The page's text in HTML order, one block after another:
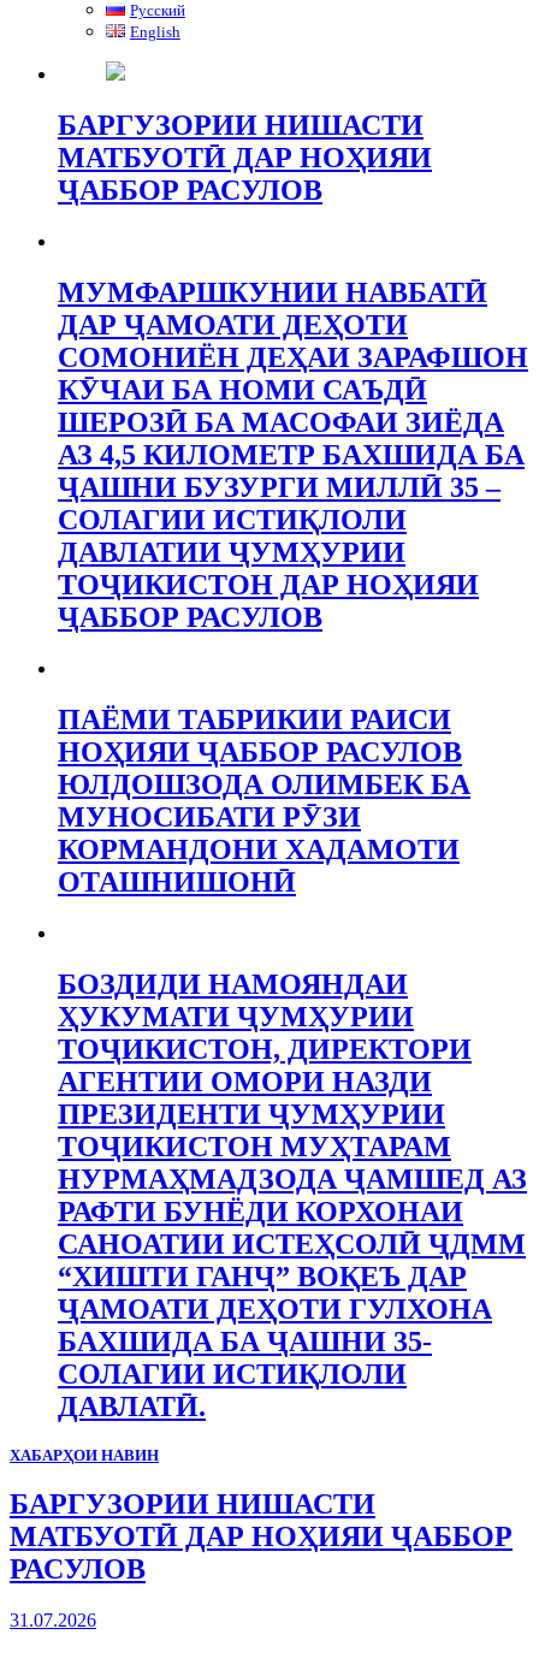
Русский
English
БАРГУЗОРИИ НИШАСТИ
МАТБУОТӢ ДАР НОҲИЯИ
ҶАББОР РАСУЛОВ
МУМФАРШКУНИИ НАВБАТӢ
ДАР ҶАМОАТИ ДЕҲОТИ
СОМОНИЁН ДЕҲАИ ЗАРАФШОН
КӮЧАИ БА НОМИ САЪДӢ
ШЕРОЗӢ БА МАСОФАИ ЗИЁДА
АЗ 4,5 КИЛОМЕТР БАХШИДА БА
ҶАШНИ БУЗУРГИ МИЛЛӢ 35 –
СОЛАГИИ ИСТИҚЛОЛИ
ДАВЛАТИИ ҶУМҲУРИИ
ТОҶИКИСТОН ДАР НОҲИЯИ
ҶАББОР РАСУЛОВ
ПАЁМИ ТАБРИКИИ РАИСИ
НОҲИЯИ ҶАББОР РАСУЛОВ
ЮЛДОШЗОДА ОЛИМБЕК БА
МУНОСИБАТИ РӮЗИ
КОРМАНДОНИ ХАДАМОТИ
ОТАШНИШОНӢ
БОЗДИДИ НАМОЯНДАИ
ҲУКУМАТИ ҶУМҲУРИИ
ТОҶИКИСТОН, ДИРЕКТОРИ
АГЕНТИИ ОМОРИ НАЗДИ
ПРЕЗИДЕНТИ ҶУМҲУРИИ
ТОҶИКИСТОН МУҲТАРАМ
НУРМАҲМАДЗОДА ҶАМШЕД АЗ
РАФТИ БУНЁДИ КОРХОНАИ
САНОАТИИ ИСТЕҲСОЛӢ ҶДММ
“ХИШТИ ГАНҶ” ВОҚЕЪ ДАР
ҶАМОАТИ ДЕҲОТИ ГУЛХОНА
БАХШИДА БА ҶАШНИ 35-
СОЛАГИИ ИСТИҚЛОЛИ
ДАВЛАТӢ.
ХАБАРҲОИ НАВИН
БАРГУЗОРИИ НИШАСТИ
МАТБУОТӢ ДАР НОҲИЯИ ҶАББОР
РАСУЛОВ
31.07.2026